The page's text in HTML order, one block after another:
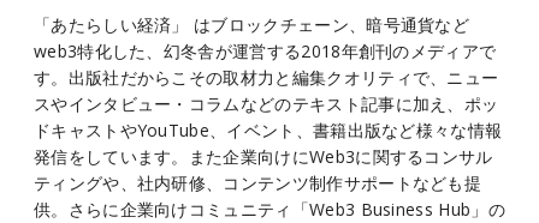
「あたらしい経済」 はブロックチェーン、暗号通貨など
web3特化した、幻冬舎が運営する2018年創刊のメディアで
す。出版社だからこその取材力と編集クオリティで、ニュー
スやインタビュー・コラムなどのテキスト記事に加え、ポッ
ドキャストやYouTube、イベント、書籍出版など様々な情報
発信をしています。また企業向けにWeb3に関するコンサル
ティングや、社内研修、コンテンツ制作サポートなども提
供。さらに企業向けコミュニティ「Web3 Business Hub」の